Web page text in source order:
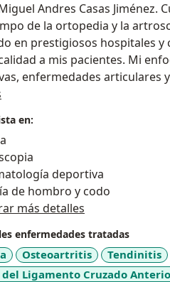
Andres Casas Jiménez.
de la ortopedia y la
en prestigiosos hospitales
a mis pacientes. Mi
enfermedades articulares
invasivas para
en tratamientos con
rodillas, tobillos y manos.
en:
deportiva
de hombro y codo
más detalles
enfermedades tratadas
Osteoartritis Tendinitis
del Ligamento Cruzado